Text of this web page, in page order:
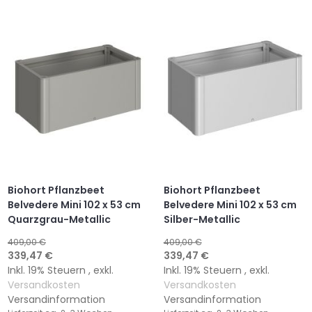
Biohort Pflanzbeet
Belvedere Mini 102 x 53 cm
Quarzgrau-Metallic
409,00 €
Sonderangebot
339,47 €
Inkl. 19% Steuern , exkl.
Versandkosten
Versandinformation
Biohort Pflanzbeet
Belvedere Mini 102 x 53 cm
Silber-Metallic
409,00 €
Sonderangebot
339,47 €
Inkl. 19% Steuern , exkl.
Versandkosten
Versandinformation